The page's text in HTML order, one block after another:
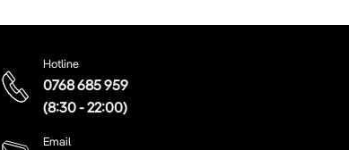
Hotline
0768 685 959
(8:30 - 22:00)
Email